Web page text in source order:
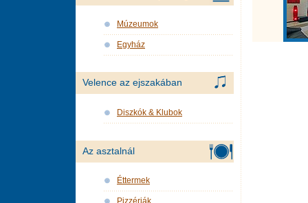
Múzeumok
Egyház
Velence az ejszakában
Diszkók & Klubok
Az asztalnál
Éttermek
Pizzériák